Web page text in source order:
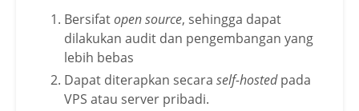
Bersifatopen source, sehingga dapat
dilakukan audit dan pengembangan yang
lebih bebas
Dapat diterapkan secara self-hostedpada
VPS atau server pribadi.